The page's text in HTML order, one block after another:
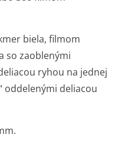
biela, filmom
so zaoblenými
ryhou na jednej
oddelenými deliacou